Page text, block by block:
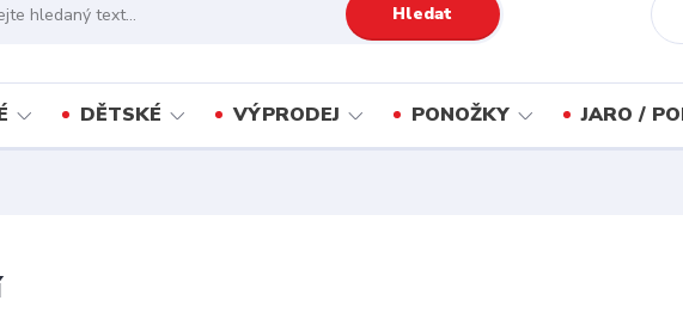
Hledat
DĚTSKÉ VÝPRODEJ PONOŽKY JARO /